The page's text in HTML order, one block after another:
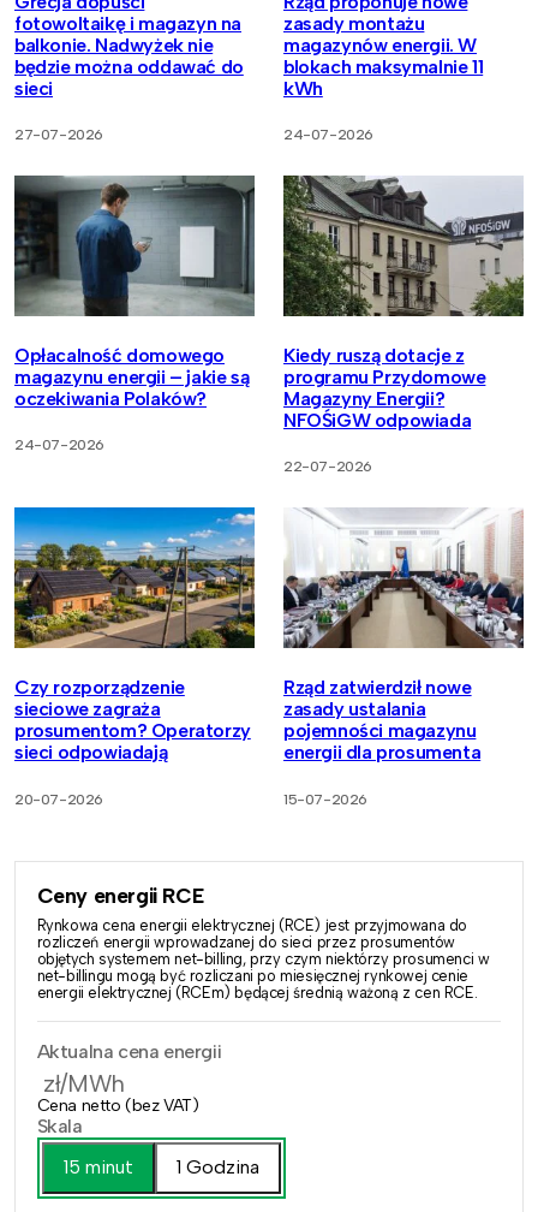
fotowoltaikę i magazyn na
balkonie. Nadwyżek nie
będzie można oddawać do
sieci
27-07-2026
zasady montażu
magazynów energii. W
blokach maksymalnie 11
kWh
24-07-2026
Opłacalność domowego
magazynu energii – jakie są
oczekiwania Polaków?
24-07-2026
Kiedy ruszą dotacje z
programu Przydomowe
Magazyny Energii?
NFOŚiGW odpowiada
22-07-2026
Czy rozporządzenie
sieciowe zagraża
prosumentom? Operatorzy
sieci odpowiadają
20-07-2026
Rząd zatwierdził nowe
zasady ustalania
pojemności magazynu
energii dla prosumenta
15-07-2026
Ceny energii RCE
Rynkowa cena energii elektrycznej (RCE) jest przyjmowana do
rozliczeń energii wprowadzanej do sieci przez prosumentów
objętych systemem net-billing, przy czym niektórzy prosumenci w
net-billingu mogą być rozliczani po miesięcznej rynkowej cenie
energii elektrycznej (RCEm) będącej średnią ważoną z cen RCE.
Aktualna cena energii
zł/MWh
Cena netto (bez VAT)
Skala
15 minut
1 Godzina